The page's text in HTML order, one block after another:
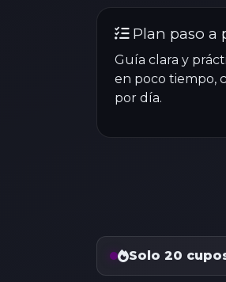
Plan paso a
Guía clara y
en poco tiempo,
por día.
Solo 20